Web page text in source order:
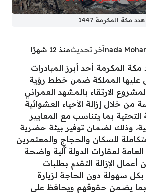
هدد مكة المكرمة 1447
nadaآخر تحديثمنذ 12 شهرًا
المكرمة أحد أبرز المبادرات
عليها المملكة ضمن خطط رؤية
المشروع الارتقاء بالمشهد العمراني
من خلال إزالة الأحياء العشوائية
التحتية بما يتناسب مع المعايير
وذلك لضمان توفير بيئة حضرية
للسكان والحجاج والمعتمرين
لعقارات الدولة آلية واضحة
الإزالة التقدم بطلبات
بكل سهولة دون الحاجة لزيارة
بما يضمن حقوقهم ويحافظ على